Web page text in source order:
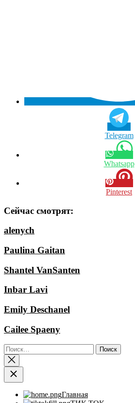
Telegram
Whatsapp
Pinterest
Сейчас смотрят:
alenych
Paulina Gaitan
Shantel VanSanten
Inbar Lavi
Emily Deschanel
Cailee Spaeny
Найти:
Главная